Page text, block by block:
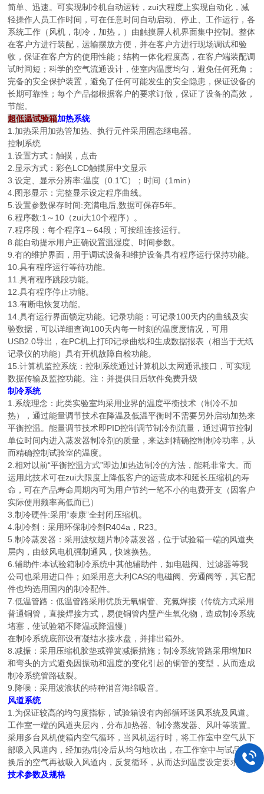
简单、迅速。可实现制冷机自动运转，zui大程度上实现自动化，减
轻操作人员工作时间，可在任意时间自动启动、停止、工作运行，各
系统工作（风机，制冷，加热，）由触摸屏人机界面集中控制。整体
在客户方进行装配，运输摆放方便，并在客户方进行现场调试和验
收，保证在客户方的使用性能；结构一体化程度高，在客户端装配调
试时间短；科学的空气流通设计，使室内温度均匀，避免任何死角；
完备的安全保护装置，避免了任何可能发生的安全隐患，保证设备的
长期可靠性；每个产品都根据客户的要求订做，保证了设备的高效，
节能。
超低温试验箱加热系统
1.加热采用加热管加热、执行元件采用固态继电器。
控制系统
1.设置方式：触摸，点击
2.显示方式：彩色LCD触摸屏中文显示
3.设定、显示分辨率:温度（0.1℃）；时间（1min）
4.图形显示：完整显示设定程序曲线。
5.设置参数保存时间:充满电后,数据可保存5年。
6.程序数:1～10（zui大10个程序）。
7.程序段：每个程序1～64段；可按组连接运行。
8.能自动提示用户正确设置温湿度、时间参数。
9.有的维护界面，用于调试设备和维护设备具有程序运行保持功能。
10.具有程序运行等待功能。
11.具有程序跳段功能。
12.具有程序停止功能。
13.有断电恢复功能。
14.具有运行界面锁定功能。记录功能：可记录100天内的曲线及实
验数据，可以详细查询100天内每一时刻的温度度情况，可用
USB2.0导出，在PC机上打印记录曲线和生成数据报表（相当于无纸
记录仪的功能）具有开机故障自检功能。
15.计算机监控系统：控制系统通过计算机以太网通讯接口，可实现
数据传输及监控功能。注：并提供日后软件免费升级
制冷系统
1.系统理念：此类实验室均采用业界的温度平衡技术（制冷不加
热），通过能量调节技术在降温及低温平衡时不需要另外启动加热来
平衡控温。能量调节技术即PID控制调节制冷剂流量，通过调节控制
单位时间内进入蒸发器制冷剂的质量，来达到精确控制制冷功率，从
而精确控制试验室的温度。
2.相对以前“平衡控温方式”即边加热边制冷的方法，能耗非常大。而
运用此技术可在zui大限度上降低客户的运营成本和延长压缩机的寿
命，可在产品寿命周期内可为用户节约一笔不小的电费开支（因客户
实际使用频率高低而已）
3.制冷硬件:采用“泰康”全封闭压缩机。
4.制冷剂：采用环保制冷剂R404a，R23。
5.制冷蒸发器：采用波纹翅片制冷蒸发器，位于试验箱一端的风道夹
层内，由鼓风电机强制通风，快速换热。
6.辅助件:本试验箱制冷系统中其他辅助件，如电磁阀、过滤器等我
公司也采用进口件；如采用意大利CAS的电磁阀、旁通阀等，其它配
件也均选用国内的制冷配件。
7.低温管路：低温管路采用优质无氧铜管、充氮焊接（传统方式采用
普通铜管，直接焊接方式，易使铜管内壁产生氧化物，造成制冷系统
堵塞，使试验箱不降温或降温慢）
在制冷系统底部设有凝结水接水盘，并排出箱外。
8.减振：采用压缩机胶垫或弹簧减振措施；制冷系统管路采用增加R
和弯头的方式避免因振动和温度的变化引起的铜管的变型，从而造成
制冷系统管路破裂。
9.降噪：采用波浪状的特种消音海绵吸音。
风道系统
1.为保证较高的均匀度指标，试验箱设有内部循环送风系统及风道。
工作室一端的风道夹层内，分布加热器、制冷蒸发器、风叶等装置。
采用多台风机使箱内空气循环，当风机运行时，将工作室中空气从下
部吸入风道内，经加热/制冷后从均匀地吹出，在工作室中与试品交
换后的空气再被吸入风道内，反复循环，从而达到温度设定要求。
技术参数及规格